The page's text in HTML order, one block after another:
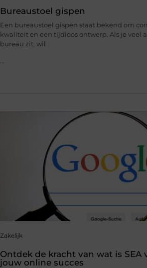
Bureaustoel gispen
Een bureaustoel gispen staat bekend om
kwaliteit en een tijdloos ontwerp. Als je veel
bureau zit, wil
Zakelijk
Ontdek de kracht van wat is SEA
jouw online succes